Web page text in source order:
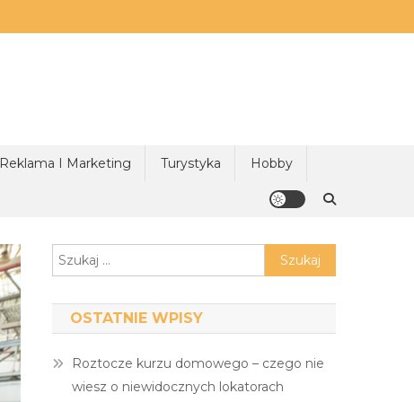
Reklama I Marketing Turystyka Hobby
Szukaj:
OSTATNIE WPISY
Roztocze kurzu domowego – czego nie
wiesz o niewidocznych lokatorach